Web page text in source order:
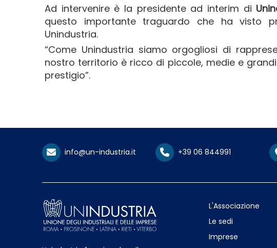
Ad intervenire è la presidente ad interim di
questo importante traguardo che ha visto
Unindustria.
“Come Unindustria siamo orgogliosi di
nostro territorio è ricco di piccole, medie e
prestigio”.
info@un-industria.it +39 06 844991
L'Associazione
Le sedi
Imprese